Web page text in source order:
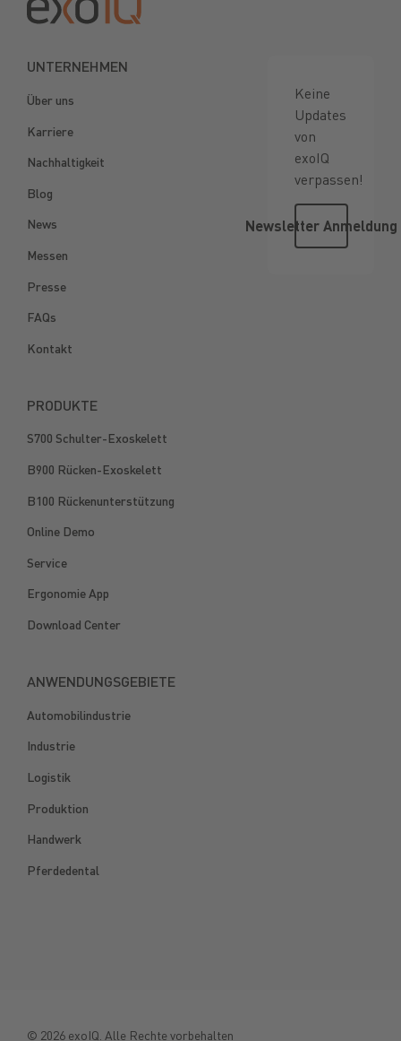
UNTERNEHMEN
Über uns
Karriere
Nachhaltigkeit
Blog
News
Messen
Presse
FAQs
Kontakt
PRODUKTE
S700 Schulter-Exoskelett
B900 Rücken-Exoskelett
B100 Rückenunterstützung
Online Demo
Service
Ergonomie App
Download Center
ANWENDUNGSGEBIETE
Automobilindustrie
Industrie
Logistik
Produktion
Handwerk
Pferdedental
Keine
Updates
von
exoIQ
verpassen!
Newsletter
Newsletter Anmeldung
© 2026exoIQ. Alle Rechte vorbehalten